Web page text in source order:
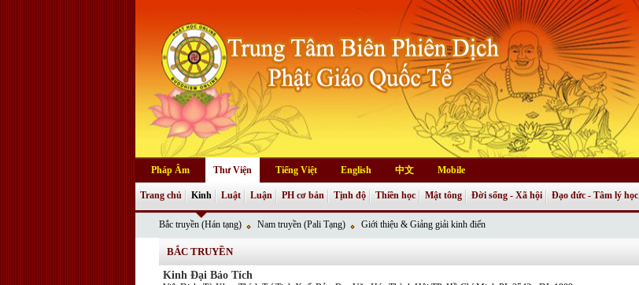
Pháp Âm Thư Viện Tiếng Việt English 中文 Mobile
Trang chủ Kinh
Bắc truyền (Hán tạng) Nam truyền (Pali Tạng) Giới thiệu & Giảng giải kinh điển
Luật Luận PH cơ bản Tịnh độ Thiền học Mật tông Đời sống - Xã hội Đạo đức - Tâm lý học
BẮC TRUYỀN
Kinh Đại Bảo Tích